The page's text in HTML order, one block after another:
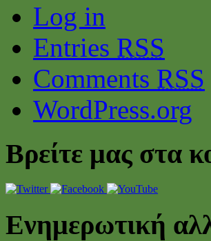
Log in
Entries RSS
Comments RSS
WordPress.org
Βρείτε μας στα
Ενημερωτική